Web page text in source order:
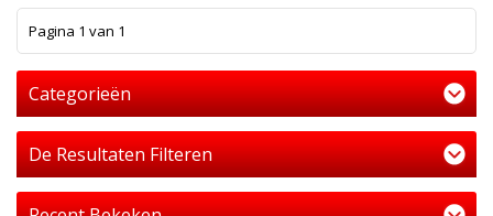
Pagina 1 van 1
Categorieën
De Resultaten Filteren